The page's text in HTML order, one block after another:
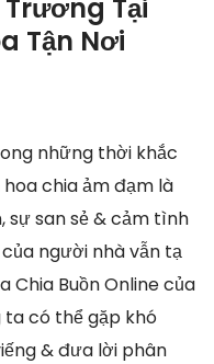
Tại
Tận Nơi
những thời khắc
hoa chia ảm đạm là
sự san sẻ & cảm tình
người nhà vẫn tạ
Chia Buồn Online của
ta có thể gặp khó
& đưa lời phân